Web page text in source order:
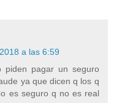
a las 6:59
piden pagar un seguro
ya que dicen q los q
es seguro q no es real